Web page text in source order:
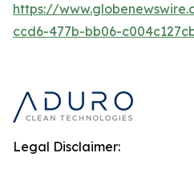
https://
ccd6-477b-bb06-
Legal Disclaimer: